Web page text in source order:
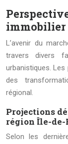
immobilier
L’avenir du
travers divers
urbanistiques.
des
régional.
Projections
région Île-de-
Selon les